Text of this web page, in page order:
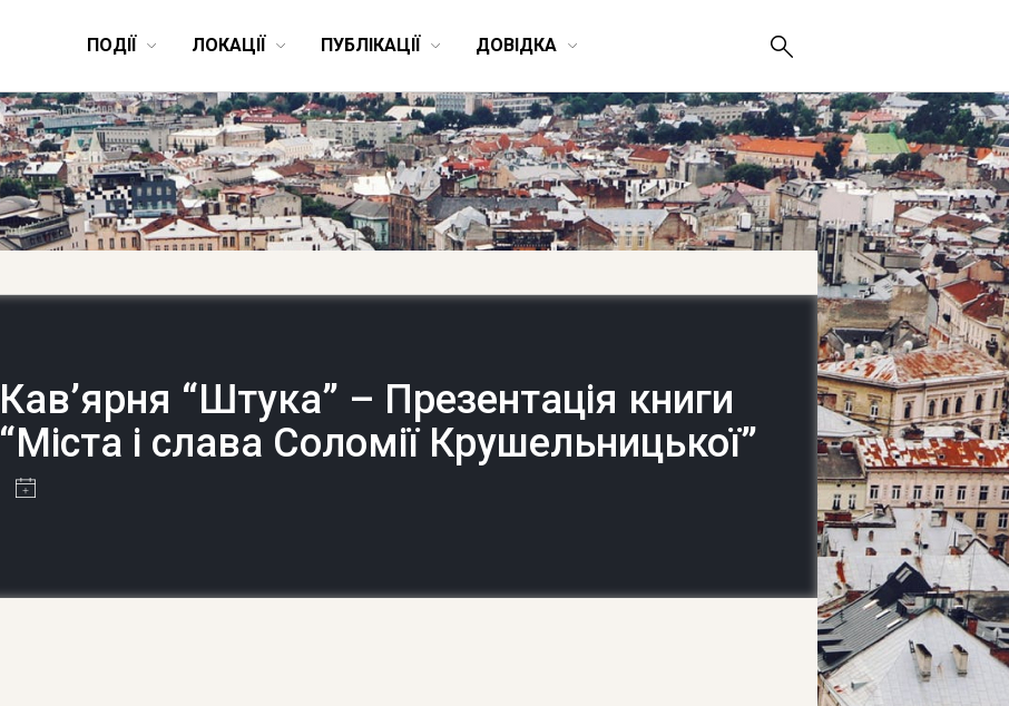
ПОДІЇ ЛОКАЦІЇ ПУБЛІКАЦІЇ ДОВІДКА
Кав’ярня “Штука” – Презентація книги
“Міста і слава Соломії Крушельницької”